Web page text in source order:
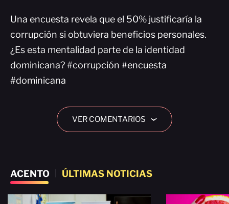
Una encuesta revela que el 50% justificaría la
corrupción si obtuviera beneficios personales.
¿Es esta mentalidad parte de la identidad
dominicana? #corrupción #encuesta
#dominicana
VER COMENTARIOS ›
ACENTO ÚLTIMAS NOTICIAS